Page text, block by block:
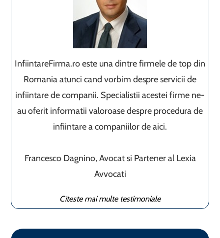
InfiintareFirma.ro este una dintre firmele de top din
Romania atunci cand vorbim despre servicii de
infiintare de companii. Specialistii acestei firme ne-
au oferit informatii valoroase despre procedura de
infiintare a companiilor de aici.
Francesco Dagnino, Avocat si Partener al Lexia
Avvocati
Citeste mai multe testimoniale